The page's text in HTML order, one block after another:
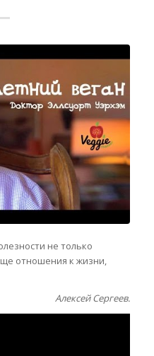
не только
отношения к жизни,
Алексей Сергеев.